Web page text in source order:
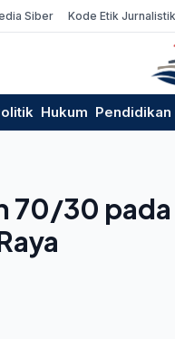
Siber Kode Etik Jurnalistik
Hukum Pendidikan
70/30